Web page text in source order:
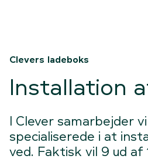
Clevers ladeboks
Installation
I Clever samarbejder
specialiserede i at
ved. Faktisk vil 9 ud